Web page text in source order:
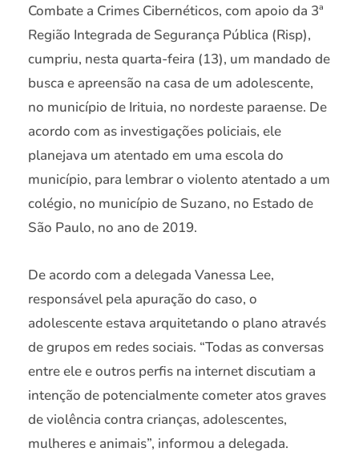
Combate a Crimes Cibernéticos, com apoio da 3ª
Região Integrada de Segurança Pública (Risp),
cumpriu, nesta quarta-feira (13), um mandado de
busca e apreensão na casa de um adolescente,
no município de Irituia, no nordeste paraense. De
acordo com as investigações policiais, ele
planejava um atentado em uma escola do
município, para lembrar o violento atentado a um
colégio, no município de Suzano, no Estado de
São Paulo, no ano de 2019.
De acordo com a delegada Vanessa Lee,
responsável pela apuração do caso, o
adolescente estava arquitetando o plano através
de grupos em redes sociais. “Todas as conversas
entre ele e outros perfis na internet discutiam a
intenção de potencialmente cometer atos graves
de violência contra crianças, adolescentes,
mulheres e animais”, informou a delegada.